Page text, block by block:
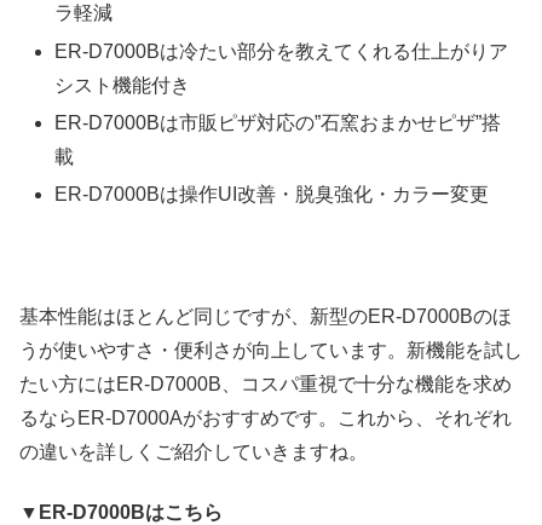
ラ軽減
ER-D7000Bは冷たい部分を教えてくれる仕上がりア
シスト機能付き
ER-D7000Bは市販ピザ対応の”石窯おまかせピザ”搭
載
ER-D7000Bは操作UI改善・脱臭強化・カラー変更
基本性能はほとんど同じですが、新型のER-D7000Bのほ
うが使いやすさ・便利さが向上しています。新機能を試し
たい方にはER-D7000B、コスパ重視で十分な機能を求め
るならER-D7000Aがおすすめです。これから、それぞれ
の違いを詳しくご紹介していきますね。
▼ER-D7000Bはこちら